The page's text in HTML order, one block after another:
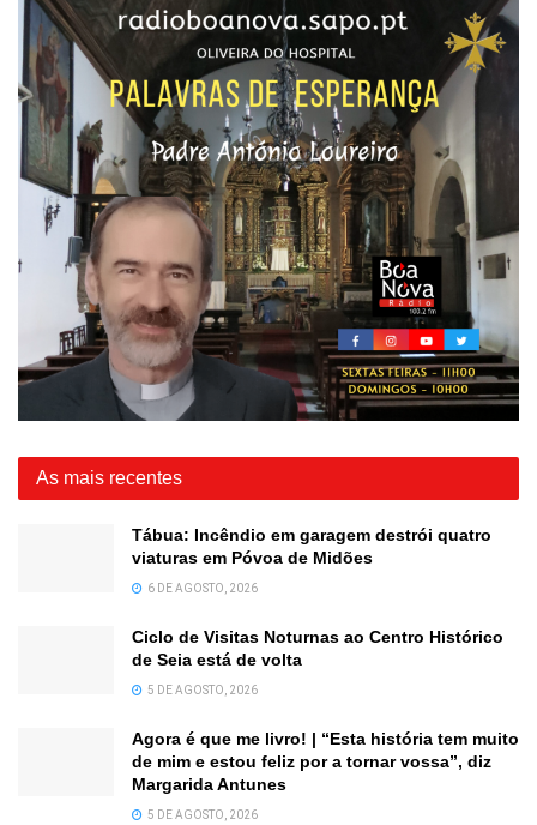
As mais recentes
Tábua: Incêndio em garagem destrói quatro
viaturas em Póvoa de Midões
6 DE AGOSTO, 2026
Ciclo de Visitas Noturnas ao Centro Histórico
de Seia está de volta
5 DE AGOSTO, 2026
Agora é que me livro! | “Esta história tem muito
de mim e estou feliz por a tornar vossa”, diz
Margarida Antunes
5 DE AGOSTO, 2026